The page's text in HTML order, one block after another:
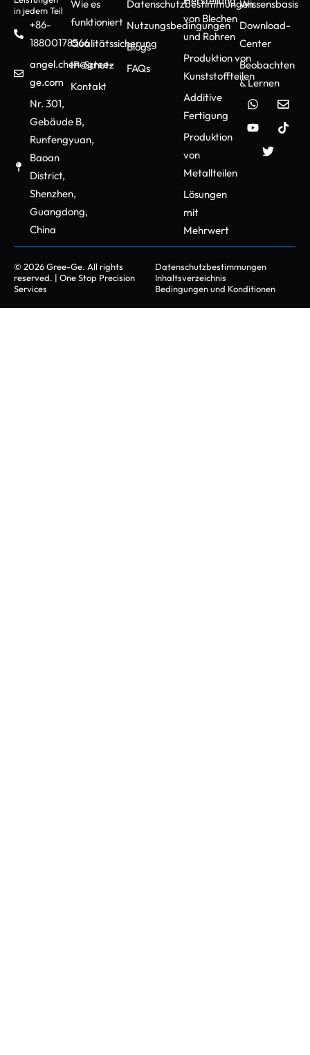
in jedem Teil
+86-
18800178566
angel.chen@gree-
ge.com
Nr. 301,
Gebäude B,
Runfengyuan,
Baoan
District,
Shenzhen,
Guangdong,
China
Wie es
funktioniert
Qualitätssicherung
IP-Schutz
Kontakt
Datenschutzbestimmungen
Nutzungsbedingungen
Blogs
FAQs
von Blechen
und Rohren
Produktion von
Kunststoffteilen
Additive
Fertigung
Produktion
von
Metallteilen
Lösungen
mit
Mehrwert
Wissensbasis
Download-
Center
Beobachten
& Lernen
© 2026 Gree-Ge. All rights
reserved. | One Stop Precision
Services
Datenschutzbestimmungen
Inhaltsverzeichnis
Bedingungen und Konditionen